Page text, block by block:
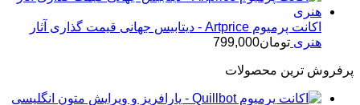
اکانت پرمیوم Artprice - دیتابیس جهانی قیمت ‌گذاری آثار
هنری تومان799,000
پرفروش ترین محصولات